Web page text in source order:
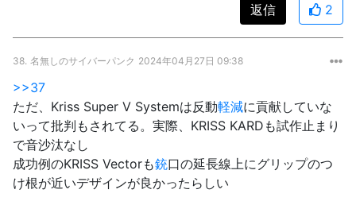
返信
2
38. 名無しのサイバーパンク 2024年04月27日 09:38
>>37
ただ、Kriss Super V Systemは反動軽減に貢献していな
いって批判もされてる。実際、KRISS KARDも試作止まり
で音沙汰なし
成功例のKRISS Vectorも銃口の延長線上にグリップのつ
け根が近いデザインが良かったらしい